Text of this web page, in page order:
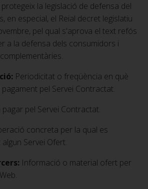
la legislació de defensa del
en especial, el Reial decret legislatiu
pel qual s'aprova el text refós
a la defensa dels consumidors i
Periodicitat o freqüència en què
pel Servei Contractat.
pel Servei Contractat.
concreta per la qual es
Servei Ofert.
Informació o material ofert per